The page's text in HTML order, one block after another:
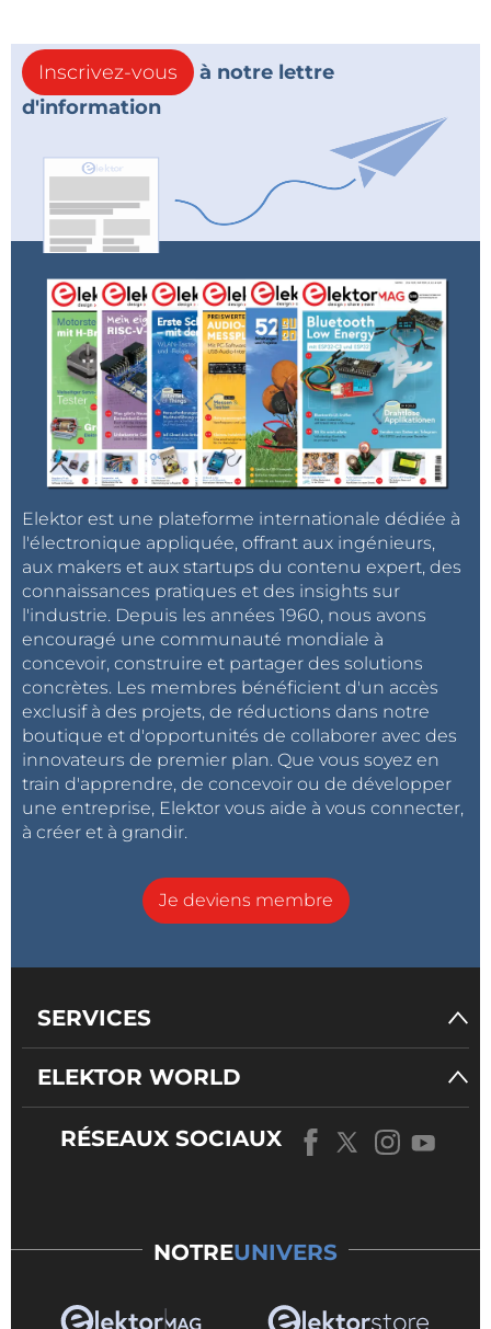
Inscrivez-vous
à notre lettre
d'information
Elektor est une plateforme internationale dédiée à
l'électronique appliquée, offrant aux ingénieurs,
aux makers et aux startups du contenu expert, des
connaissances pratiques et des insights sur
l'industrie. Depuis les années 1960, nous avons
encouragé une communauté mondiale à
concevoir, construire et partager des solutions
concrètes. Les membres bénéficient d'un accès
exclusif à des projets, de réductions dans notre
boutique et d'opportunités de collaborer avec des
innovateurs de premier plan. Que vous soyez en
train d'apprendre, de concevoir ou de développer
une entreprise, Elektor vous aide à vous connecter,
à créer et à grandir.
Je deviens membre
SERVICES
ELEKTOR WORLD
RÉSEAUX SOCIAUX
NOTREUNIVERS